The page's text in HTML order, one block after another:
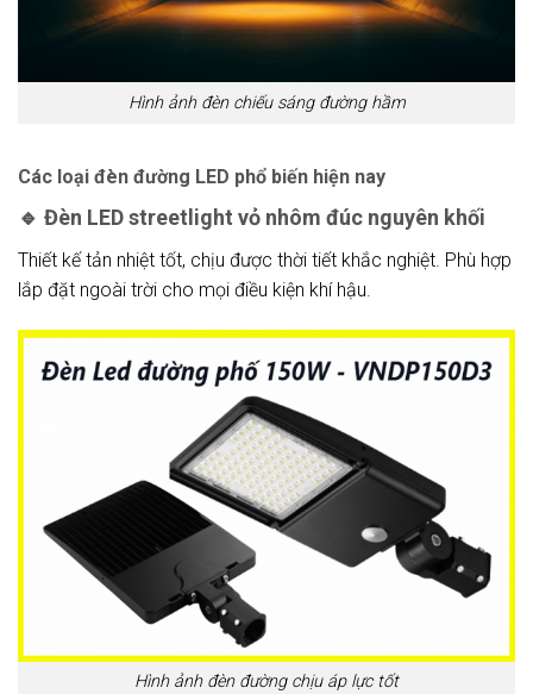
Hình ảnh đèn chiếu sáng đường hầm
Các loại đèn đường LED phổ biến hiện nay
🔹 Đèn LED streetlight vỏ nhôm đúc nguyên khối
Thiết kế tản nhiệt tốt, chịu được thời tiết khắc nghiệt. Phù hợp
lắp đặt ngoài trời cho mọi điều kiện khí hậu.
Hình ảnh đèn đường chịu áp lực tốt